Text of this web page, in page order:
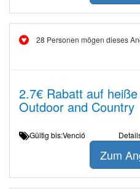
28 Personen mögen dieses
2.7€ Rabatt auf
Outdoor and Country
Gültig bis:Venció
Zum